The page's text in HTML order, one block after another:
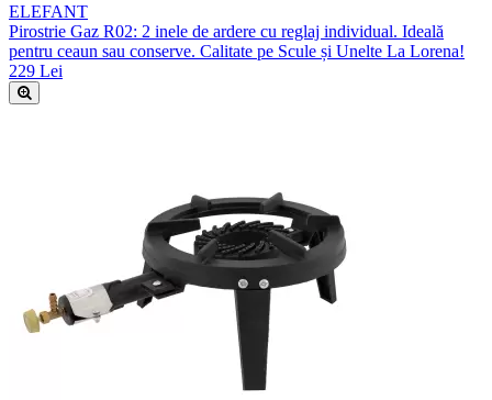
ELEFANT
Pirostrie Gaz R02: 2 inele de ardere cu reglaj individual. Ideală
pentru ceaun sau conserve. Calitate pe Scule și Unelte La Lorena!
229 Lei